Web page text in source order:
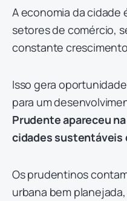
A economia da cidade
setores de comércio,
constante
Isso gera
para um
Prudente apareceu na
cidades sustentáveis
Os prudentinos
urbana bem